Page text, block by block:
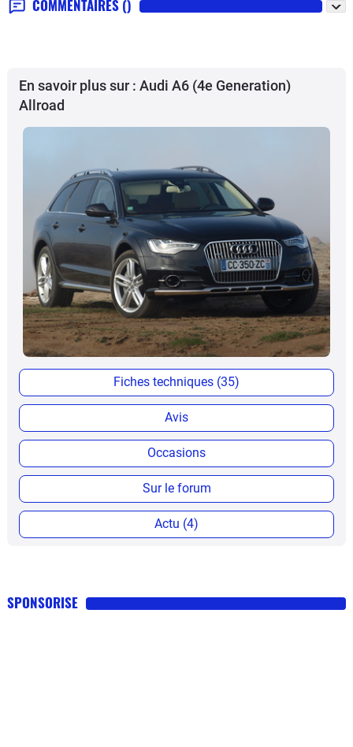
COMMENTAIRES ()
En savoir plus sur : Audi A6 (4e Generation)
Allroad
Fiches techniques (35)
Avis
Occasions
Sur le forum
Actu (4)
SPONSORISE